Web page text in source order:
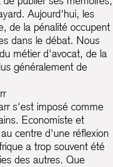
Aujourd'hui, les
de la pénalité occupent
dans le débat. Nous
métier d'avocat, de la
généralement de
s'est imposé comme
Economiste et
centre d'une réflexion
a trop souvent été
des autres. Que